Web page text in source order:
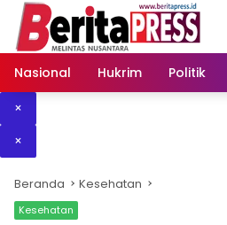
Langsung
konten
Nasional
Hukrim Politik
×
×
Beranda Kesehatan
Kesehatan